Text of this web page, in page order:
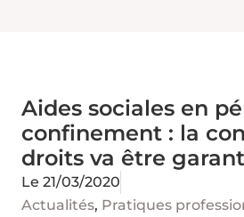
Aides sociales en
confinement : la
droits va être
Le 21/03/2020
Actualités, Pratiques